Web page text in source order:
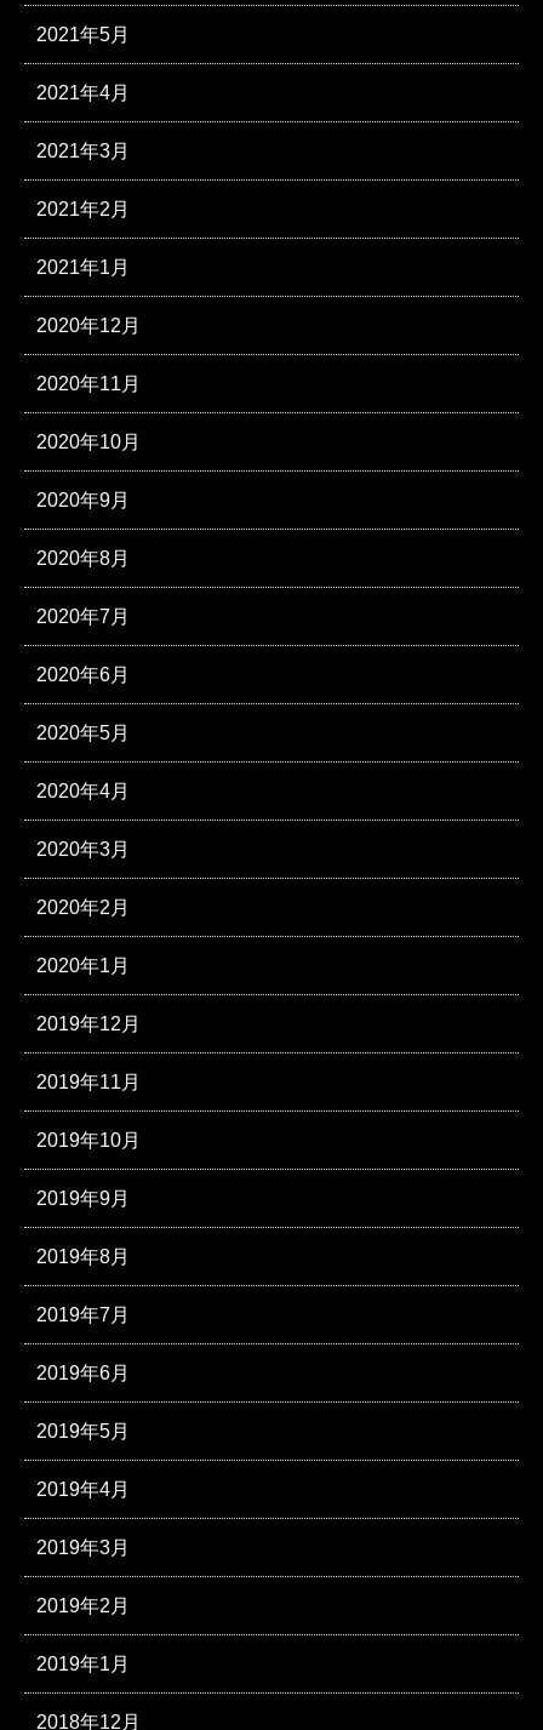
2021年5月
2021年4月
2021年3月
2021年2月
2021年1月
2020年12月
2020年11月
2020年10月
2020年9月
2020年8月
2020年7月
2020年6月
2020年5月
2020年4月
2020年3月
2020年2月
2020年1月
2019年12月
2019年11月
2019年10月
2019年9月
2019年8月
2019年7月
2019年6月
2019年5月
2019年4月
2019年3月
2019年2月
2019年1月
2018年12月